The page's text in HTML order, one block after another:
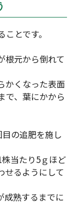
とです。
根元から倒れて
かくなった表面
で、葉にかから
の追肥を施し
当たり5ｇほど
せるようにして
成熟するまでに